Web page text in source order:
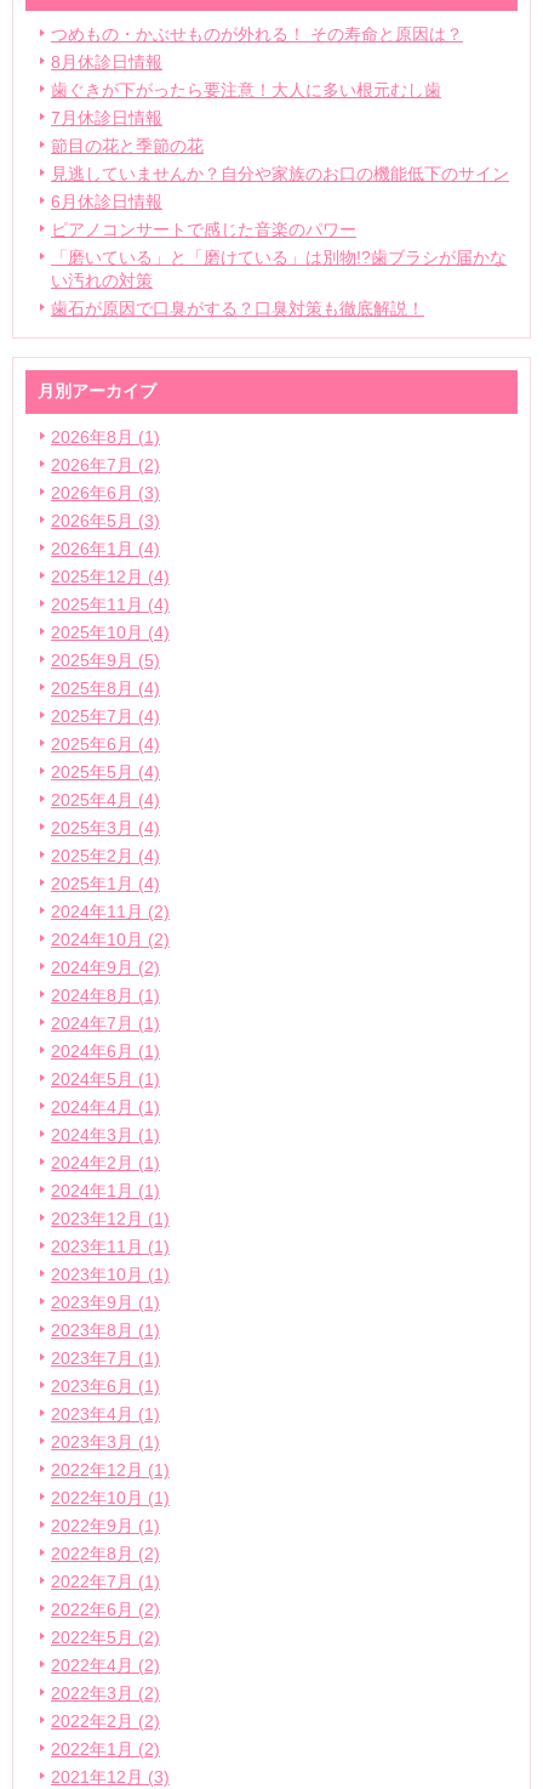
つめもの・かぶせものが外れる！ その寿命と原因は？
8月休診日情報
歯ぐきが下がったら要注意！大人に多い根元むし歯
7月休診日情報
節目の花と季節の花
見逃していませんか？自分や家族のお口の機能低下のサイン
6月休診日情報
ピアノコンサートで感じた音楽のパワー
「磨いている」と「磨けている」は別物!?歯ブラシが届かな
い汚れの対策
歯石が原因で口臭がする？口臭対策も徹底解説！
月別アーカイブ
2026年8月 (1)
2026年7月 (2)
2026年6月 (3)
2026年5月 (3)
2026年1月 (4)
2025年12月 (4)
2025年11月 (4)
2025年10月 (4)
2025年9月 (5)
2025年8月 (4)
2025年7月 (4)
2025年6月 (4)
2025年5月 (4)
2025年4月 (4)
2025年3月 (4)
2025年2月 (4)
2025年1月 (4)
2024年11月 (2)
2024年10月 (2)
2024年9月 (2)
2024年8月 (1)
2024年7月 (1)
2024年6月 (1)
2024年5月 (1)
2024年4月 (1)
2024年3月 (1)
2024年2月 (1)
2024年1月 (1)
2023年12月 (1)
2023年11月 (1)
2023年10月 (1)
2023年9月 (1)
2023年8月 (1)
2023年7月 (1)
2023年6月 (1)
2023年4月 (1)
2023年3月 (1)
2022年12月 (1)
2022年10月 (1)
2022年9月 (1)
2022年8月 (2)
2022年7月 (1)
2022年6月 (2)
2022年5月 (2)
2022年4月 (2)
2022年3月 (2)
2022年2月 (2)
2022年1月 (2)
2021年12月 (3)